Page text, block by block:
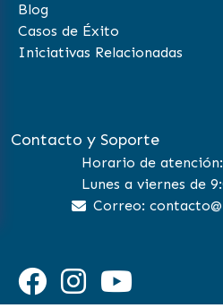
Blog
Casos de Éxito
Iniciativas Relacionadas
Contacto y Soporte
Horario de atención:
Lunes a viernes de
Correo: